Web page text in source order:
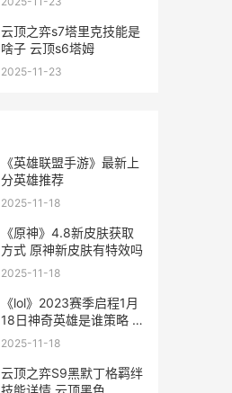
云顶之弈s7塔里克技能是
啥子 云顶s6塔姆
2025-11-23
《英雄联盟手游》最新上
分英雄推荐
2025-11-18
《原神》4.8新皮肤获取
方式 原神新皮肤有特效吗
2025-11-18
《lol》2023赛季启程1月
18日神奇英雄是谁策略 lol
下一赛季
2025-11-18
云顶之弈S9黑默丁格羁绊
技能详情 云顶黑色